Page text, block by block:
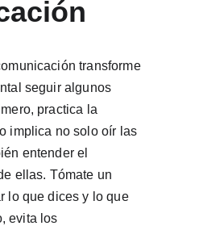
transforme
seguir algunos
practica la
implica no solo oír las
entender el
ellas. Tómate un
lo que dices y lo que
evita los